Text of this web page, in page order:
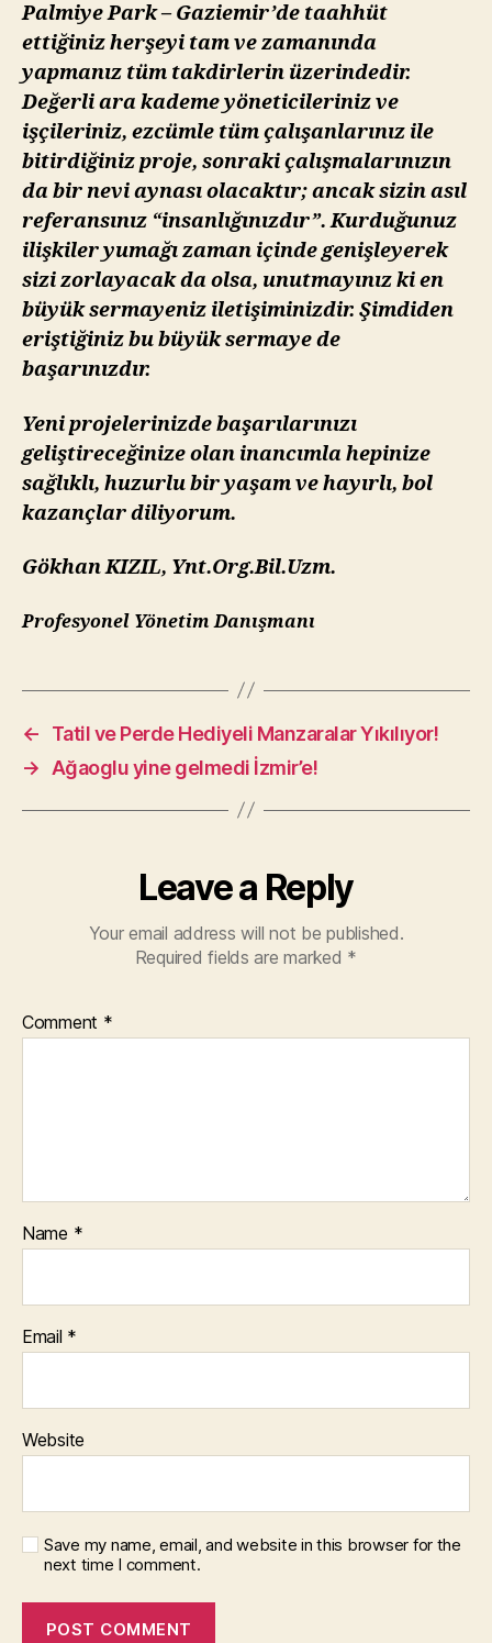
Palmiye Park – Gaziemir’de taahhüt
ettiğiniz herşeyi tam ve zamanında
yapmanız tüm takdirlerin üzerindedir.
Değerli ara kademe yöneticileriniz ve
işçileriniz, ezcümle tüm çalışanlarınız ile
bitirdiğiniz proje, sonraki çalışmalarınızın
da bir nevi aynası olacaktır; ancak sizin asıl
referansınız “insanlığınızdır”. Kurduğunuz
ilişkiler yumağı zaman içinde genişleyerek
sizi zorlayacak da olsa, unutmayınız ki en
büyük sermayeniz iletişiminizdir. Şimdiden
eriştiğiniz bu büyük sermaye de
başarınızdır.
Yeni projelerinizde başarılarınızı
geliştireceğinize olan inancımla hepinize
sağlıklı, huzurlu bir yaşam ve hayırlı, bol
kazançlar diliyorum.
Gökhan KIZIL, Ynt.Org.Bil.Uzm.
Profesyonel Yönetim Danışmanı
←
Tatil ve Perde Hediyeli Manzaralar Yıkılıyor!
→
Ağaoglu yine gelmedi İzmir’e!
Leave a Reply
Your email address will not be published.
Required fields are marked *
Comment *
Name *
Email *
Website
Save my name, email, and website in this browser for the
next time I comment.